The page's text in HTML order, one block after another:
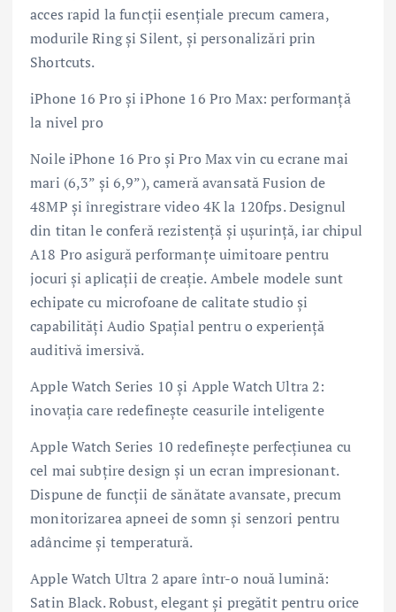
acces rapid la funcții esențiale precum camera,
modurile Ring și Silent, și personalizări prin
Shortcuts.
iPhone 16 Pro și iPhone 16 Pro Max: performanță
la nivel pro
Noile iPhone 16 Pro și Pro Max vin cu ecrane mai
mari (6,3” și 6,9”), cameră avansată Fusion de
48MP și înregistrare video 4K la 120fps. Designul
din titan le conferă rezistență și ușurință, iar chipul
A18 Pro asigură performanțe uimitoare pentru
jocuri și aplicații de creație. Ambele modele sunt
echipate cu microfoane de calitate studio și
capabilități Audio Spațial pentru o experiență
auditivă imersivă.
Apple Watch Series 10 și Apple Watch Ultra 2:
inovația care redefinește ceasurile inteligente
Apple Watch Series 10 redefinește perfecțiunea cu
cel mai subțire design și un ecran impresionant.
Dispune de funcții de sănătate avansate, precum
monitorizarea apneei de somn și senzori pentru
adâncime și temperatură.
Apple Watch Ultra 2 apare într-o nouă lumină:
Satin Black. Robust, elegant și pregătit pentru orice